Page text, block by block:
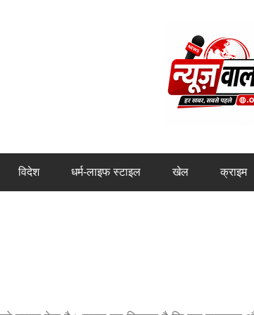
विदेश धर्म-लाइफ स्टाइल खेल क्राइम